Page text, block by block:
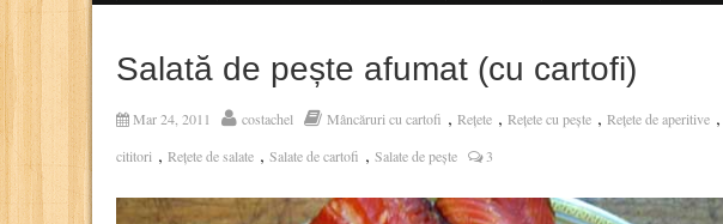
Salată de pește afumat (cu cartofi)
Mar 24, 2011 costachel Mâncăruri cu cartofi , Rețete , Rețete cu pește , Rețete de aperitive ,
cititori , Rețete de salate , Salate de cartofi , Salate de pește 3